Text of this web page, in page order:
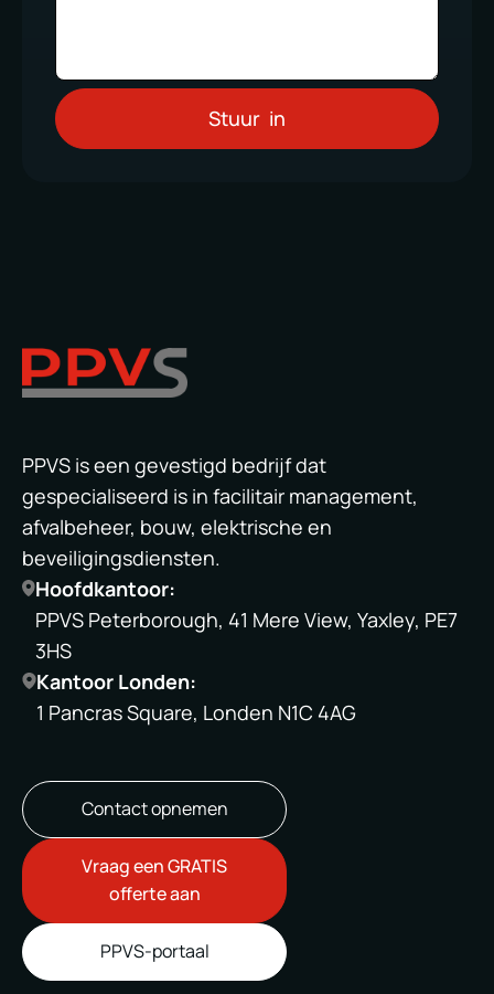
PPVS is een gevestigd bedrijf dat
gespecialiseerd is in facilitair management,
afvalbeheer, bouw, elektrische en
beveiligingsdiensten.
Hoofdkantoor:
PPVS Peterborough, 41 Mere View, Yaxley, PE7
3HS
Kantoor Londen:
1 Pancras Square, Londen N1C 4AG
Contact opnemen
Vraag een GRATIS
offerte aan
PPVS-portaal